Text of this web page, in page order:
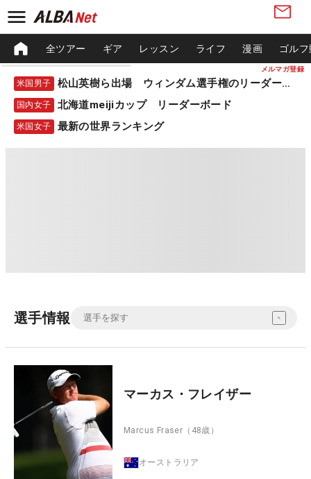
メルマガ登録
全ツアー ギア レッスン ライフ 漫画 ゴル
米国男子 松山英樹ら出場 ウィンダム選手権のリーダーボード
国内女子 北海道meijiカップ リーダーボード
米国女子 最新の世界ランキング
選手情報
マーカス・フレイザー
Marcus Fraser （48歳）
オーストラリア